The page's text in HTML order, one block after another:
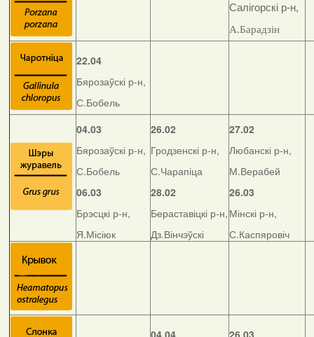
Салігорскі р-н,
А.Барадзін
22.04
Бярозаўскі р-н,
С.Бобель
04.03
Бярозаўскі р-н,
С.Бобель
06.03
Брэсцкі р-н,
Я.Місіюк
26.02
Гродзенскі р-н,
С.Чарапіца
28.02
Бераставіцкі р-н,
Дз.Вінчэўскі
27.02
Любанскі р-н,
М.Верабей
26.03
Мінскі р-н,
С.Каспяровіч
04.04
26.03